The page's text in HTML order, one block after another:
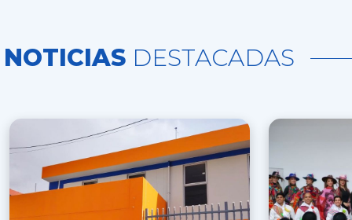
NOTICIAS DESTACADAS